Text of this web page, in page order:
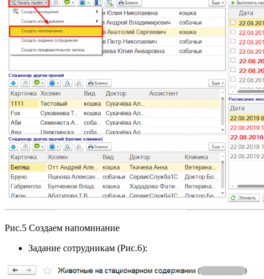
Рис.5 Создаем напоминание
Задание сотрудникам (Рис.6):